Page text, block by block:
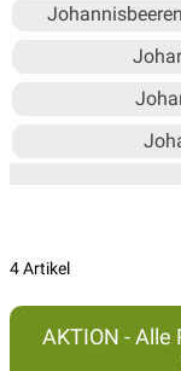
Schwarze
4 Artikel
AKTION -